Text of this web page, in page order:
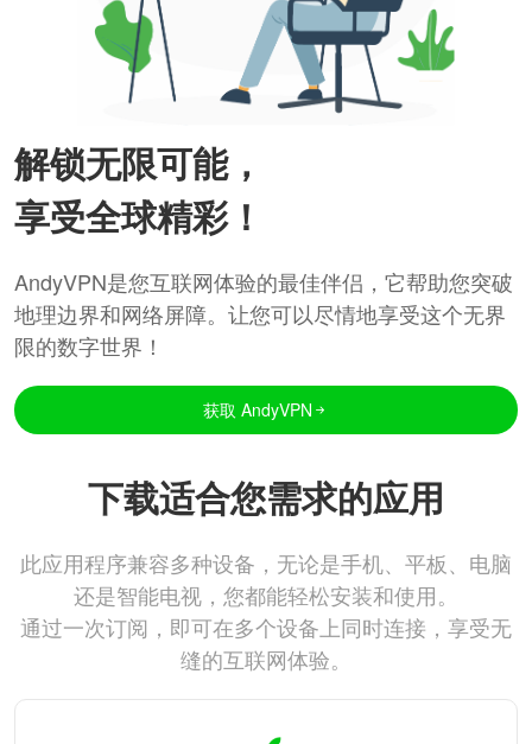
解锁无限可能，
享受全球精彩！
AndyVPN是您互联网体验的最佳伴侣，它帮助您突破
地理边界和网络屏障。让您可以尽情地享受这个无界
限的数字世界！
获取 AndyVPN
下载适合您需求的应用
此应用程序兼容多种设备，无论是手机、平板、电脑
还是智能电视，您都能轻松安装和使用。
通过一次订阅，即可在多个设备上同时连接，享受无
缝的互联网体验。